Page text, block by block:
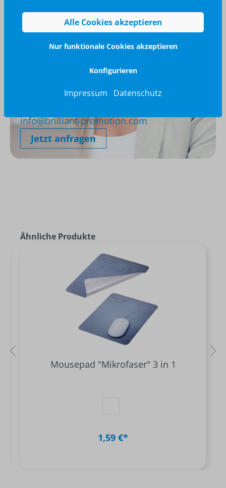
Wir glänzen für Sie
info@brilliant-promotion.com
Jetzt anfragen
Ähnliche Produkte
Mousepad "Mikrofaser" 3 in 1
1,59 €*
Alle Cookies akzeptieren
Nur funktionale Cookies akzeptieren
Konfigurieren
Impressum Datenschutz